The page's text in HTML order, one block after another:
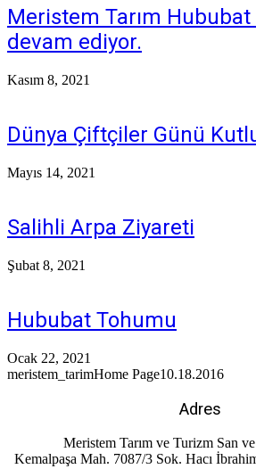
Meristem Tarım Hububat
devam ediyor.
Kasım 8, 2021
Dünya Çiftçiler Günü
Mayıs 14, 2021
Salihli Arpa Ziyareti
Şubat 8, 2021
Hububat Tohumu
Ocak 22, 2021
meristem_tarimHome Page10.18.2016
Adres
Meristem Tarım ve Turizm San
Kemalpaşa Mah. 7087/3 Sok. Hacı